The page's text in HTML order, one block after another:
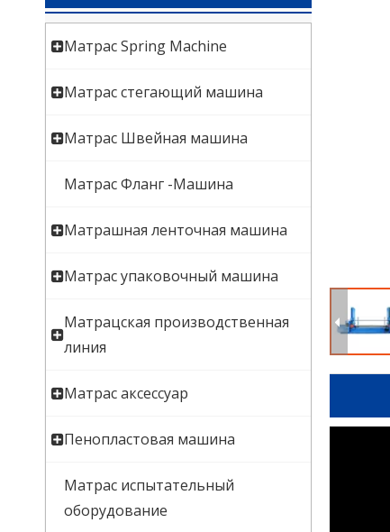
Матрас Spring Machine
Матрас стегающий машина
Матрас Швейная машина
Матрас Фланг -Машина
Матрашная ленточная машина
Матрас упаковочный машина
Матрацская производственная
линия
Матрас аксессуар
Пенопластовая машина
Матрас испытательный
оборудование